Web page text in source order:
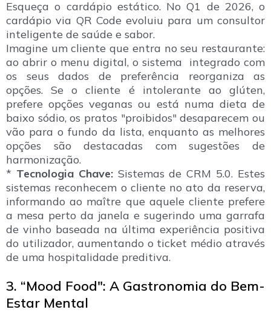
Esqueça o cardápio estático. No Q1 de 2026, o
cardápio via QR Code evoluiu para um consultor
inteligente de saúde e sabor.
Imagine um cliente que entra no seu restaurante:
ao abrir o menu digital, o sistema integrado com
os seus dados de preferência reorganiza as
opções. Se o cliente é intolerante ao glúten,
prefere opções veganas ou está numa dieta de
baixo sódio, os pratos "proibidos" desaparecem ou
vão para o fundo da lista, enquanto as melhores
opções são destacadas com sugestões de
harmonização.
* Tecnologia Chave:Sistemas de CRM 5.0. Estes
sistemas reconhecem o cliente no ato da reserva,
informando ao maître que aquele cliente prefere
a mesa perto da janela e sugerindo uma garrafa
de vinho baseada na última experiência positiva
do utilizador, aumentando o ticket médio através
de uma hospitalidade preditiva.
3. “Mood Food": A Gastronomia do Bem-
Estar Mental